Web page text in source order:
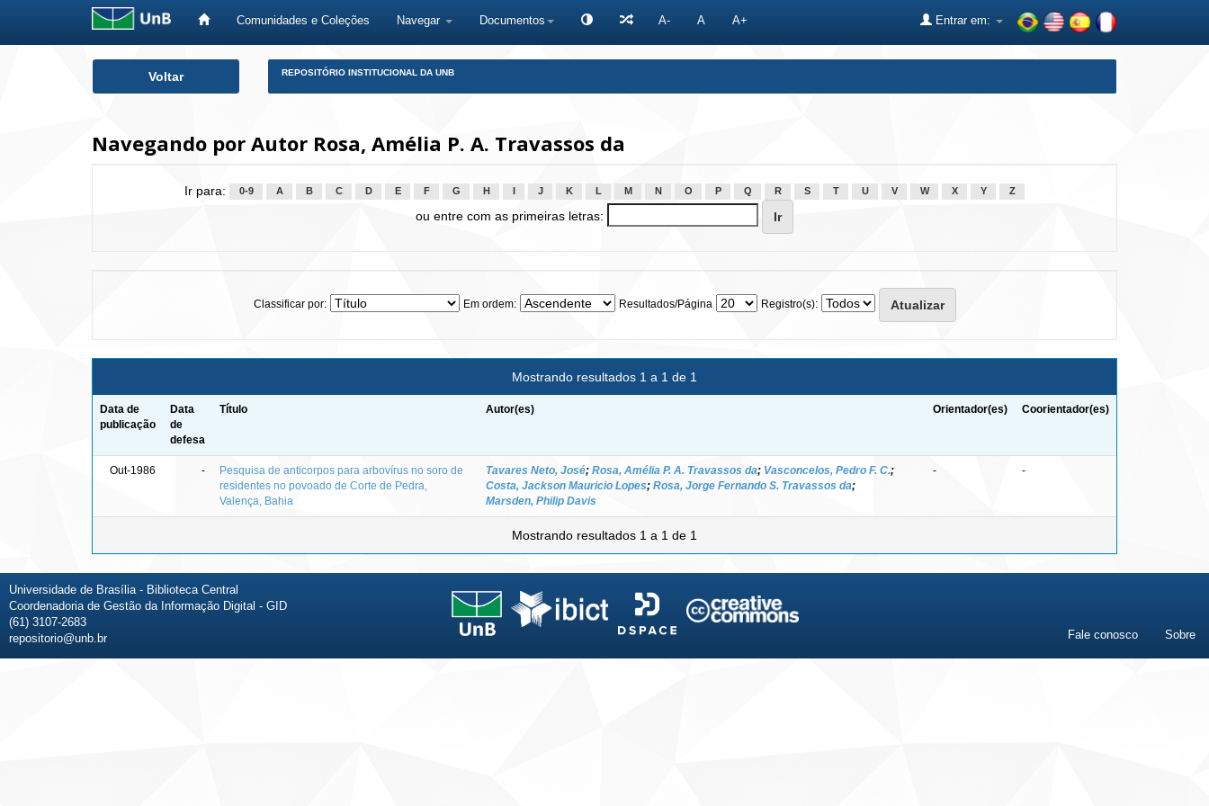
Comunidades e Coleções Navegar Documentos A- A A+ Entrar em:
Voltar REPOSITÓRIO INSTITUCIONAL DA UNB
Navegando por Autor Rosa, Amélia P. A. Travassos da
Ir para: 0-9 A B C D E F G H J K L M N O P Q R S T U V W X Y Z
ou entre com as primeiras letras:
Classificar por: Em ordem: Resultados/Página Registro(s):
Mostrando resultados 1 a 1 de 1
Data de
publicação
Data
de
defesa
Título Autor(es) Orientador(es) Coorientador(es)
Out-1986 -
Pesquisa de anticorpos para arbovírus no soro de
residentes no povoado de Corte de Pedra,
Valença, Bahia
Tavares Neto, José; Rosa, Amélia P. A. Travassos da; Vasconcelos, Pedro F. C.;
Costa, Jackson Mauricio Lopes; Rosa, Jorge Fernando S. Travassos da;
Marsden, Philip Davis
- -
Mostrando resultados 1 a 1 de 1
Universidade de Brasília - Biblioteca Central
Coordenadoria de Gestão da Informação Digital - GID
(61) 3107-2683
repositorio@unb.br
Fale conosco Sobre